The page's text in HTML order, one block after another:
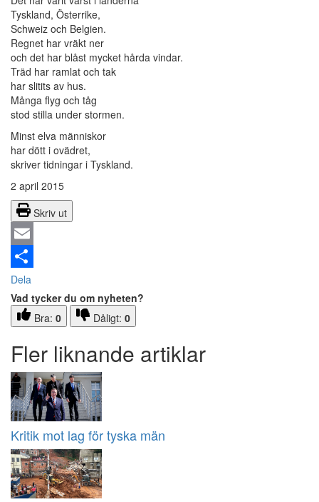
Tyskland, Österrike,
Schweiz och Belgien.
Regnet har vräkt ner
och det har blåst mycket hårda vindar.
Träd har ramlat och tak
har slitits av hus.
Många flyg och tåg
stod stilla under stormen.
Minst elva människor
har dött i ovädret,
skriver tidningar i Tyskland.
2 april 2015
Skriv ut
Email
Dela
Vad tycker du om nyheten?
Bra: 0 Dåligt: 0
Fler liknande artiklar
Kritik mot lag för tyska män